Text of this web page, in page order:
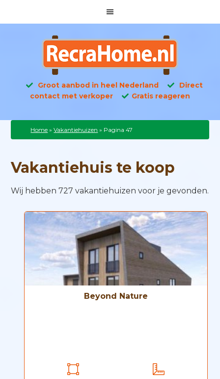
Groot aanbod in heel Nederland
Direct
contact met verkoper
Gratis reageren
Home »Vakantiehuizen » Pagina 47
Vakantiehuis te koop
Wij hebben 727 vakantiehuizen voor je gevonden.
Beyond Nature